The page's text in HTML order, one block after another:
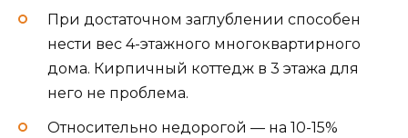
При достаточном заглублении способен
нести вес 4-этажного многоквартирного
дома. Кирпичный коттедж в 3 этажа для
него не проблема.
Относительно недорогой — на 10-15%